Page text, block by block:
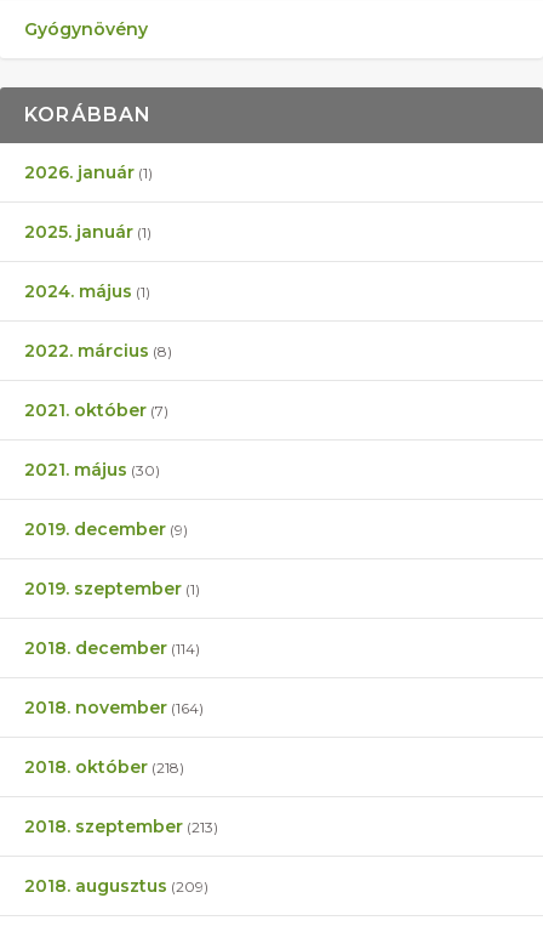
Gyógynövény
KORÁBBAN
2026. január (1)
2025. január (1)
2024. május (1)
2022. március (8)
2021. október (7)
2021. május (30)
2019. december (9)
2019. szeptember (1)
2018. december (114)
2018. november (164)
2018. október (218)
2018. szeptember (213)
2018. augusztus (209)